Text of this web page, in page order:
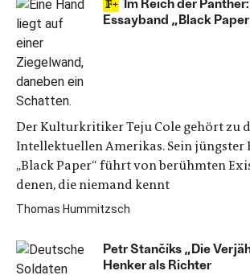
Essayband „Black
Der Kulturkritiker Teju Cole gehört zu
Intellektuellen Amerikas. Sein jüngster
„Black Paper“ führt von berühmten
denen, die niemand kennt
Thomas Hummitzsch
Petr Stančíks „Die
Henker als Richter